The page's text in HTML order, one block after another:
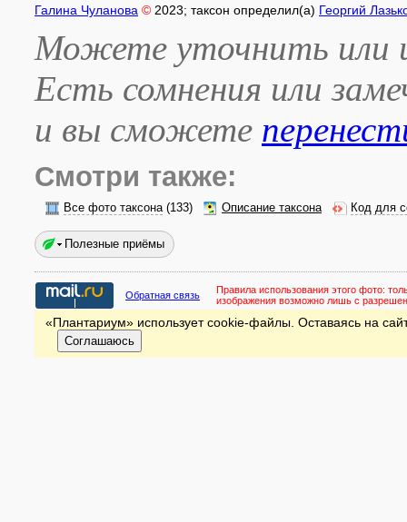
Галина Чуланова © 2023; таксон определил(а) Георгий
Можете уточнить или
Есть сомнения или
и вы сможете
Смотри также:
Все фото таксона(133) Описание таксона Код для
Полезные приёмы
Обратная связь Правила использования этого фото:
изображения возможно лишь с
«Плантариум» использует cookie-файлы. Оставаясь на
Соглашаюсь